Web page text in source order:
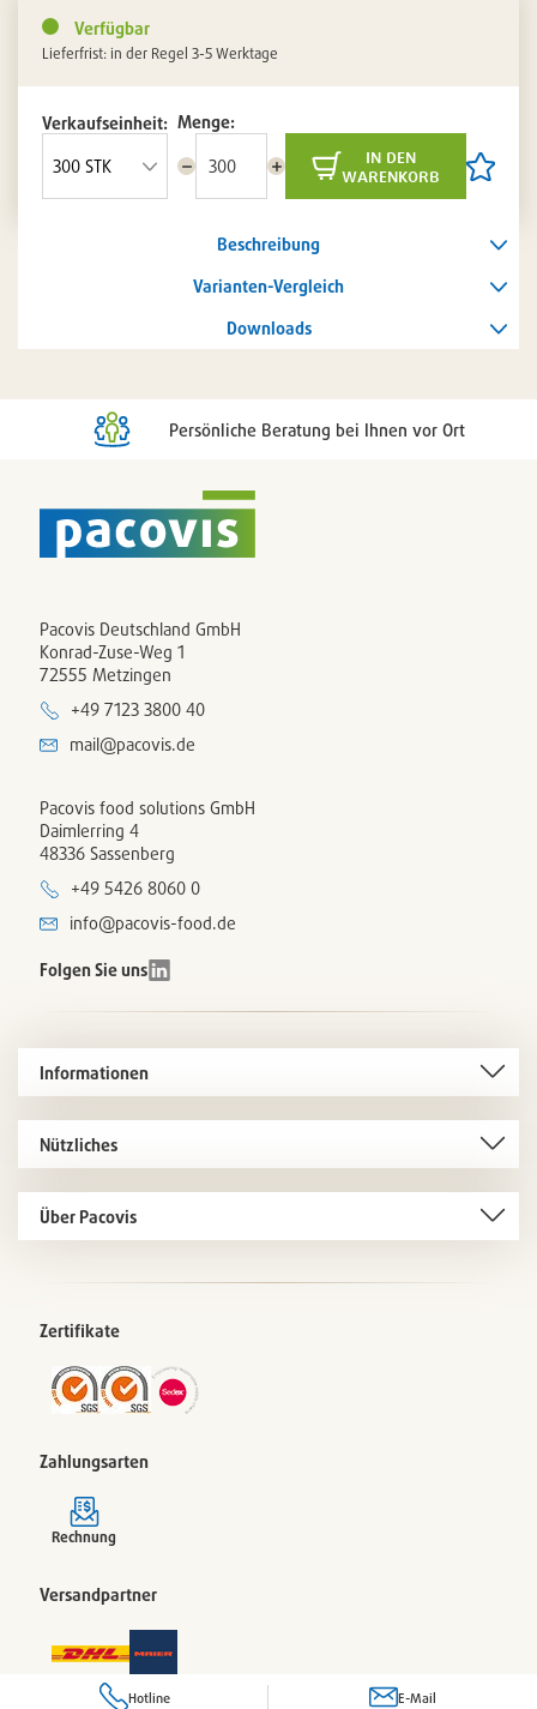
Verfügbar
Lieferfrist: in der Regel 3-5 Werktage
Verkaufseinheit: Menge:
Menge
Menge
in den
warenkorb
Artikel
setzen
Beschreibung
Varianten-Vergleich
Downloads
Persönliche Beratung bei Ihnen vor Ort
Pacovis Deutschland GmbH
Konrad-Zuse-Weg 1
72555 Metzingen
+49 7123 3800 40
mail@pacovis.de
Pacovis food solutions GmbH
Daimlerring 4
48336 Sassenberg
+49 5426 8060 0
info@pacovis-food.de
Folgen Sie uns
Informationen
Nützliches
Über Pacovis
Zertifikate
Zahlungsarten
Rechnung
Versandpartner
Hotline E-Mail